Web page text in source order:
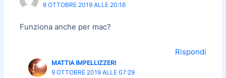
8 OTTOBRE 2019 ALLE 20:16
Funziona anche per mac?
Rispondi
MATTIA IMPELLIZZERI
9 OTTOBRE 2019 ALLE 07:29